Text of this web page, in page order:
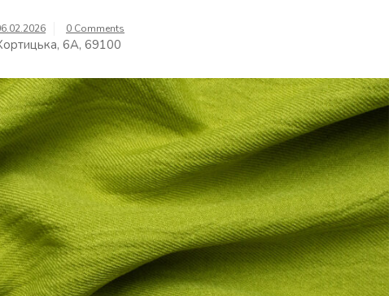
0 Comments
6А, 69100